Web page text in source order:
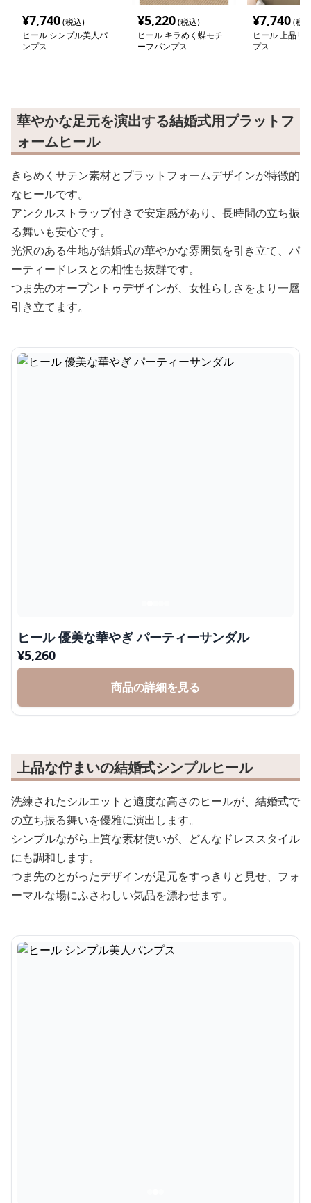
¥7,740(税込)
ヒール シンプル美人パ
ンプス
¥5,220(税込)
ヒール キラめく蝶モチ
ーフパンプス
¥7,740(税
ヒール 上品リ
プス
華やかな足元を演出する結婚式用プラットフ
ォームヒール
きらめくサテン素材とプラットフォームデザインが特徴的
なヒールです。
アンクルストラップ付きで安定感があり、長時間の立ち振
る舞いも安心です。
光沢のある生地が結婚式の華やかな雰囲気を引き立て、パ
ーティードレスとの相性も抜群です。
つま先のオープントゥデザインが、女性らしさをより一層
引き立てます。
ヒール 優美な華やぎ パーティーサンダル
¥5,260
商品の詳細を見る
上品な佇まいの結婚式シンプルヒール
洗練されたシルエットと適度な高さのヒールが、結婚式で
の立ち振る舞いを優雅に演出します。
シンプルながら上質な素材使いが、どんなドレススタイル
にも調和します。
つま先のとがったデザインが足元をすっきりと見せ、フォ
ーマルな場にふさわしい気品を漂わせます。